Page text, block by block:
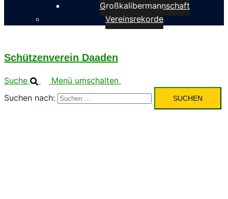
Großkalibermannschaft
Vereinsrekorde
Schützenverein Daaden
Suche
Menü umschalten
Suchen nach: